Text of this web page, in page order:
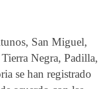
San Miguel,
Negra, Padilla,
se han registrado